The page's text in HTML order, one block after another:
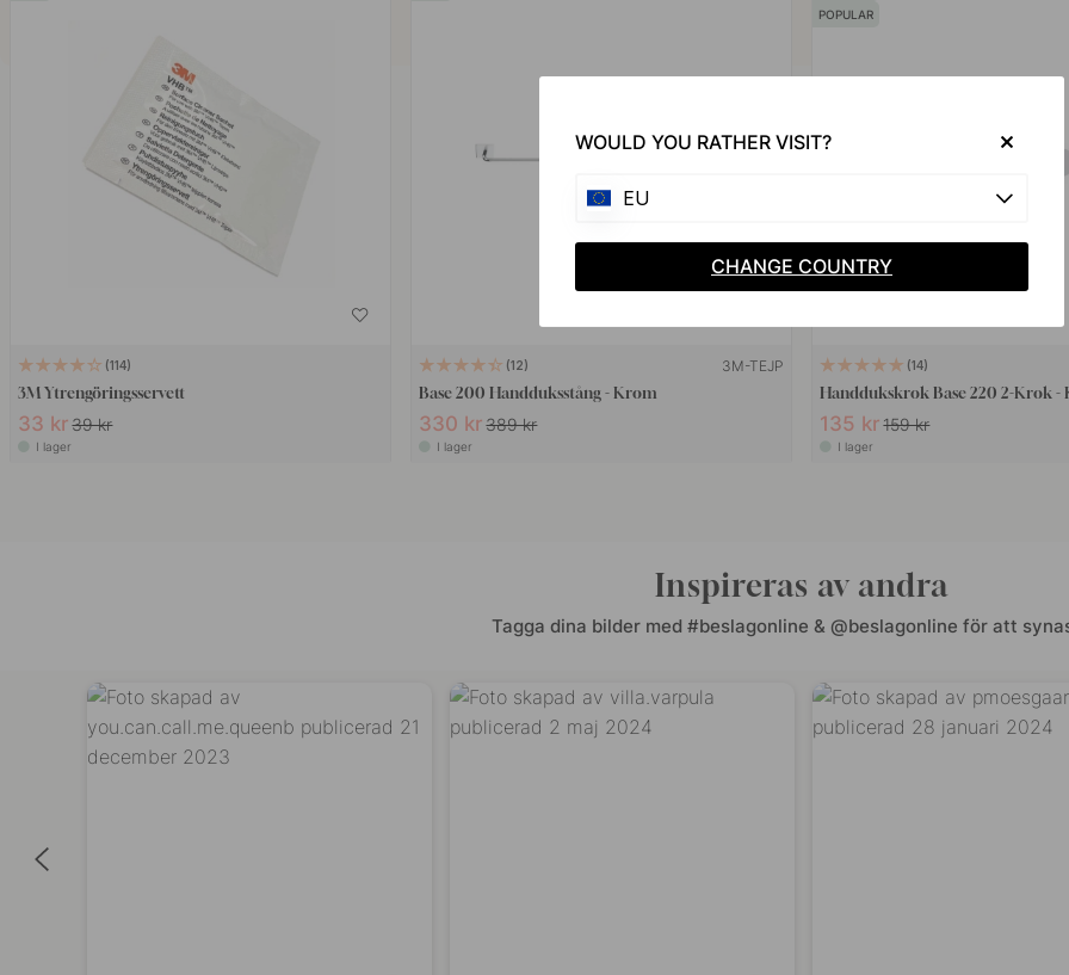
114
3M Ytrengöringsservett
33 kr 39 kr
I lager
12 3M-TEJP
Base 200 Handduksstång - Krom
330 kr 389 kr
I lager
POPULAR
14
Handdukskrok Base 220 2-Krok -
135 kr 159 kr
I lager
Inspireras av andra
Tagga dina bilder med #beslagonline & @beslagonline för att
WOULD YOU RATHER VISIT?
EU
CHANGE COUNTRY